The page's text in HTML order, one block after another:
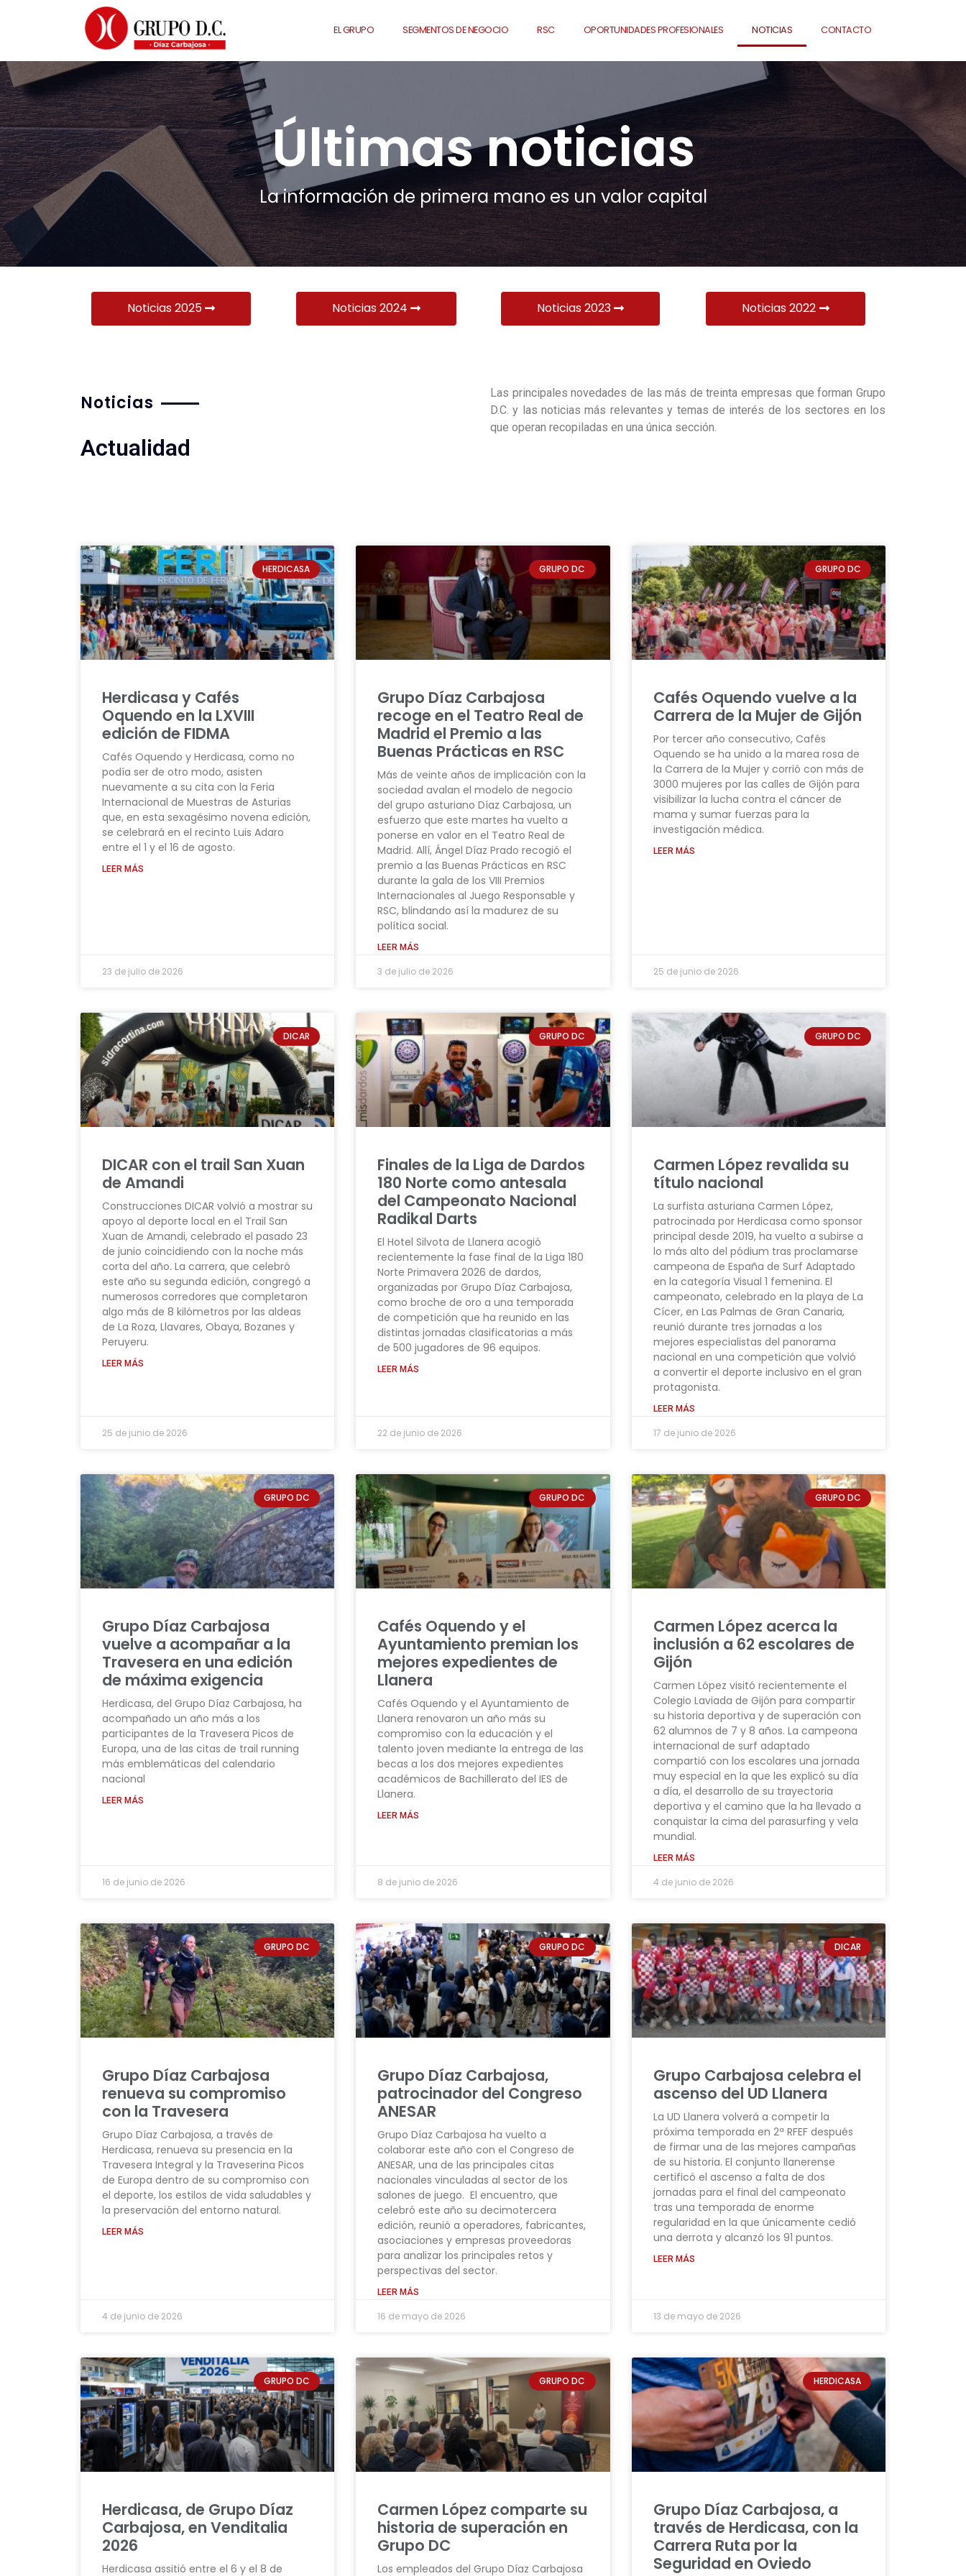
EL GRUPO SEGMENTOS DE NEGOCIO RSC OPORTUNIDADES PROFESIONALES NOTICIAS CONTACTO
Últimas noticias
La información de primera mano es un valor capital
Noticias 2025 Noticias 2024 Noticias 2023 Noticias 2022
Noticias
Actualidad
Las principales novedades de las más de treinta empresas que forman Grupo
D.C. y las noticias más relevantes y temas de interés de los sectores en los
que operan recopiladas en una única sección.
HERDICASA
Herdicasa y Cafés
Oquendo en la LXVIII
edición de FIDMA
Cafés Oquendo y Herdicasa, como no
podía ser de otro modo, asisten
nuevamente a su cita con la Feria
Internacional de Muestras de Asturias
que, en esta sexagésimo novena edición,
se celebrará en el recinto Luis Adaro
entre el 1 y el 16 de agosto.
LEER MÁS
23 de julio de 2026
GRUPO DC
Grupo Díaz Carbajosa
recoge en el Teatro Real de
Madrid el Premio a las
Buenas Prácticas en RSC
Más de veinte años de implicación con la
sociedad avalan el modelo de negocio
del grupo asturiano Díaz Carbajosa, un
esfuerzo que este martes ha vuelto a
ponerse en valor en el Teatro Real de
Madrid. Allí, Ángel Díaz Prado recogió el
premio a las Buenas Prácticas en RSC
durante la gala de los VIII Premios
Internacionales al Juego Responsable y
RSC, blindando así la madurez de su
política social.
LEER MÁS
3 de julio de 2026
GRUPO DC
Cafés Oquendo vuelve a la
Carrera de la Mujer de Gijón
Por tercer año consecutivo, Cafés
Oquendo se ha unido a la marea rosa de
la Carrera de la Mujer y corrió con más de
3000 mujeres por las calles de Gijón para
visibilizar la lucha contra el cáncer de
mama y sumar fuerzas para la
investigación médica.
LEER MÁS
25 de junio de 2026
DICAR
DICAR con el trail San Xuan
de Amandi
Construcciones DICAR volvió a mostrar su
apoyo al deporte local en el Trail San
Xuan de Amandi, celebrado el pasado 23
de junio coincidiendo con la noche más
corta del año. La carrera, que celebró
este año su segunda edición, congregó a
numerosos corredores que completaron
algo más de 8 kilómetros por las aldeas
de La Roza, Llavares, Obaya, Bozanes y
Peruyeru.
LEER MÁS
25 de junio de 2026
GRUPO DC
Finales de la Liga de Dardos
180 Norte como antesala
del Campeonato Nacional
Radikal Darts
El Hotel Silvota de Llanera acogió
recientemente la fase final de la Liga 180
Norte Primavera 2026 de dardos,
organizadas por Grupo Díaz Carbajosa,
como broche de oro a una temporada
de competición que ha reunido en las
distintas jornadas clasificatorias a más
de 500 jugadores de 96 equipos.
LEER MÁS
22 de junio de 2026
GRUPO DC
Carmen López revalida su
título nacional
La surfista asturiana Carmen López,
patrocinada por Herdicasa como sponsor
principal desde 2019, ha vuelto a subirse a
lo más alto del pódium tras proclamarse
campeona de España de Surf Adaptado
en la categoría Visual 1 femenina. El
campeonato, celebrado en la playa de La
Cícer, en Las Palmas de Gran Canaria,
reunió durante tres jornadas a los
mejores especialistas del panorama
nacional en una competición que volvió
a convertir el deporte inclusivo en el gran
protagonista.
LEER MÁS
17 de junio de 2026
GRUPO DC
Grupo Díaz Carbajosa
vuelve a acompañar a la
Travesera en una edición
de máxima exigencia
Herdicasa, del Grupo Díaz Carbajosa, ha
acompañado un año más a los
participantes de la Travesera Picos de
Europa, una de las citas de trail running
más emblemáticas del calendario
nacional
LEER MÁS
16 de junio de 2026
GRUPO DC
Cafés Oquendo y el
Ayuntamiento premian los
mejores expedientes de
Llanera
Cafés Oquendo y el Ayuntamiento de
Llanera renovaron un año más su
compromiso con la educación y el
talento joven mediante la entrega de las
becas a los dos mejores expedientes
académicos de Bachillerato del IES de
Llanera.
LEER MÁS
8 de junio de 2026
GRUPO DC
Carmen López acerca la
inclusión a 62 escolares de
Gijón
Carmen López visitó recientemente el
Colegio Laviada de Gijón para compartir
su historia deportiva y de superación con
62 alumnos de 7 y 8 años. La campeona
internacional de surf adaptado
compartió con los escolares una jornada
muy especial en la que les explicó su día
a día, el desarrollo de su trayectoria
deportiva y el camino que la ha llevado a
conquistar la cima del parasurfing y vela
mundial.
LEER MÁS
4 de junio de 2026
GRUPO DC
Grupo Díaz Carbajosa
renueva su compromiso
con la Travesera
Grupo Díaz Carbajosa, a través de
Herdicasa, renueva su presencia en la
Travesera Integral y la Traveserina Picos
de Europa dentro de su compromiso con
el deporte, los estilos de vida saludables y
la preservación del entorno natural.
LEER MÁS
4 de junio de 2026
GRUPO DC
Grupo Díaz Carbajosa,
patrocinador del Congreso
ANESAR
Grupo Díaz Carbajosa ha vuelto a
colaborar este año con el Congreso de
ANESAR, una de las principales citas
nacionales vinculadas al sector de los
salones de juego. El encuentro, que
celebró este año su decimotercera
edición, reunió a operadores, fabricantes,
asociaciones y empresas proveedoras
para analizar los principales retos y
perspectivas del sector.
LEER MÁS
16 de mayo de 2026
DICAR
Grupo Carbajosa celebra el
ascenso del UD Llanera
La UD Llanera volverá a competir la
próxima temporada en 2ª RFEF después
de firmar una de las mejores campañas
de su historia. El conjunto llanerense
certificó el ascenso a falta de dos
jornadas para el final del campeonato
tras una temporada de enorme
regularidad en la que únicamente cedió
una derrota y alcanzó los 91 puntos.
LEER MÁS
13 de mayo de 2026
GRUPO DC
Herdicasa, de Grupo Díaz
Carbajosa, en Venditalia
2026
Herdicasa assitió entre el 6 y el 8 de
GRUPO DC
Carmen López comparte su
historia de superación en
Grupo DC
Los empleados del Grupo Díaz Carbajosa
HERDICASA
Grupo Díaz Carbajosa, a
través de Herdicasa, con la
Carrera Ruta por la
Seguridad en Oviedo